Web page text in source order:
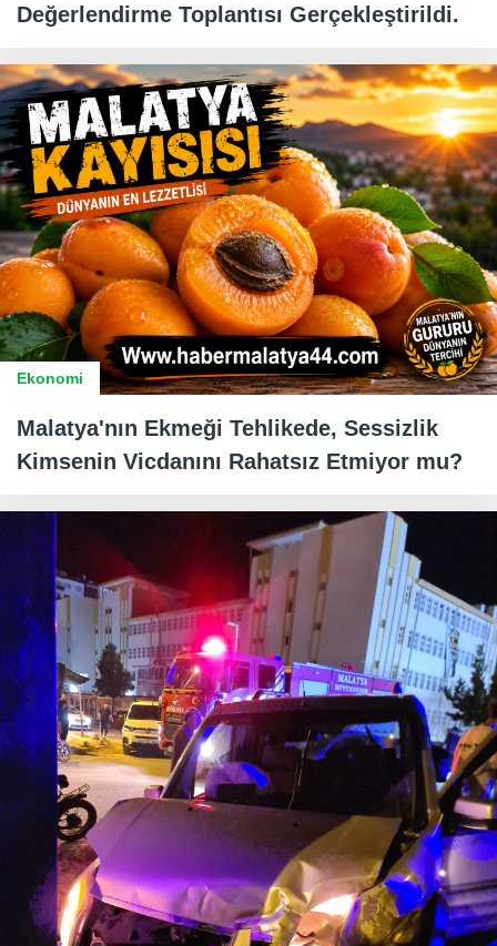
Değerlendirme Toplantısı Gerçekleştirildi.
Ekonomi
Malatya'nın Ekmeği Tehlikede, Sessizlik
Kimsenin Vicdanını Rahatsız Etmiyor mu?